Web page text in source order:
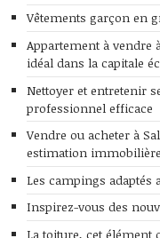
Vêtements garçon en
Appartement à vendre
idéal dans la capitale
Nettoyer et entretenir
professionnel efficace
Vendre ou acheter à
estimation
Les campings adaptés
Inspirez-vous des
La toiture, cet élément